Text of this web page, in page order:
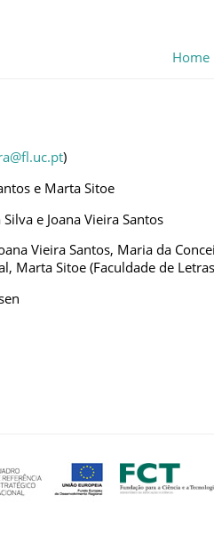
Home
)
e Marta Sitoe
e Joana Vieira Santos
Vieira Santos, Maria da
Marta Sitoe (Faculdade de